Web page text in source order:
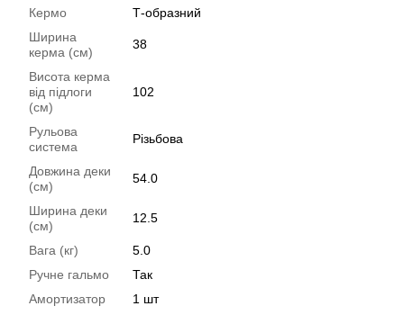
Кермо
Т-образний
Ширина
керма (см)
38
Висота керма
від підлоги
(см)
102
Рульова
система
Різьбова
Довжина деки
(см)
54.0
Ширина деки
(см)
12.5
Вага (кг)
5.0
Ручне гальмо
Так
Амортизатор
1 шт